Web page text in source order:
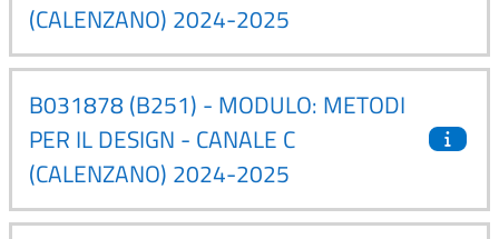
(CALENZANO) 2024-2025
B031878 (B251) - MODULO: METODI
PER IL DESIGN - CANALE C
(CALENZANO) 2024-2025